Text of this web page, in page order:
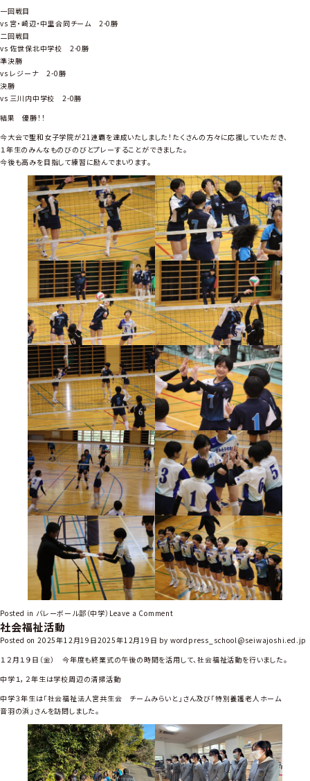
一回戦目
vs 宮・崎辺・中里合同チーム 2-0勝
二回戦目
vs 佐世保北中学校 2-0勝
準決勝
vs レジーナ 2-0勝
決勝
vs 三川内中学校 2-0勝
結果 優勝！！
今大会で聖和女子学院が21連覇を達成いたしました！たくさんの方々に応援していただき、
１年生のみんなものびのびとプレーすることができました。
今後も高みを目指して練習に励んでまいります。
Posted in バレーボール部（中学） Leave a Commento
中
レ
１
生
交
会
優
社会福祉活動
Posted on 2025年12月19日2025年12月19日 by wordpress_school@seiwajoshi.ed.jp
１２月１９日（金） 今年度も終業式の午後の時間を活用して、社会福祉活動を行いました。
中学１，２年生は学校周辺の清掃活動
中学３年生は「社会福祉法人宮共生会 チームみらいと」さん及び「特別養護老人ホーム
音羽の浜」さんを訪問しました。